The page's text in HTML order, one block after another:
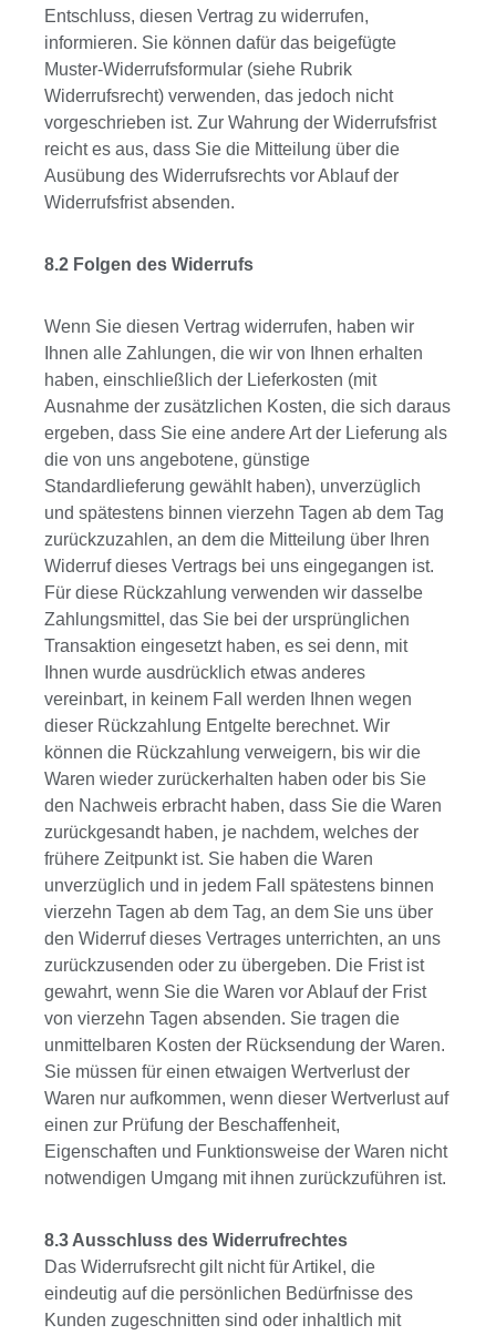
Entschluss, diesen Vertrag zu widerrufen,
informieren. Sie können dafür das beigefügte
Muster-Widerrufsformular (siehe Rubrik
Widerrufsrecht) verwenden, das jedoch nicht
vorgeschrieben ist. Zur Wahrung der Widerrufsfrist
reicht es aus, dass Sie die Mitteilung über die
Ausübung des Widerrufsrechts vor Ablauf der
Widerrufsfrist absenden.
8.2 Folgen des Widerrufs
Wenn Sie diesen Vertrag widerrufen, haben wir
Ihnen alle Zahlungen, die wir von Ihnen erhalten
haben, einschließlich der Lieferkosten (mit
Ausnahme der zusätzlichen Kosten, die sich daraus
ergeben, dass Sie eine andere Art der Lieferung als
die von uns angebotene, günstige
Standardlieferung gewählt haben), unverzüglich
und spätestens binnen vierzehn Tagen ab dem Tag
zurückzuzahlen, an dem die Mitteilung über Ihren
Widerruf dieses Vertrags bei uns eingegangen ist.
Für diese Rückzahlung verwenden wir dasselbe
Zahlungsmittel, das Sie bei der ursprünglichen
Transaktion eingesetzt haben, es sei denn, mit
Ihnen wurde ausdrücklich etwas anderes
vereinbart, in keinem Fall werden Ihnen wegen
dieser Rückzahlung Entgelte berechnet. Wir
können die Rückzahlung verweigern, bis wir die
Waren wieder zurückerhalten haben oder bis Sie
den Nachweis erbracht haben, dass Sie die Waren
zurückgesandt haben, je nachdem, welches der
frühere Zeitpunkt ist. Sie haben die Waren
unverzüglich und in jedem Fall spätestens binnen
vierzehn Tagen ab dem Tag, an dem Sie uns über
den Widerruf dieses Vertrages unterrichten, an uns
zurückzusenden oder zu übergeben. Die Frist ist
gewahrt, wenn Sie die Waren vor Ablauf der Frist
von vierzehn Tagen absenden. Sie tragen die
unmittelbaren Kosten der Rücksendung der Waren.
Sie müssen für einen etwaigen Wertverlust der
Waren nur aufkommen, wenn dieser Wertverlust auf
einen zur Prüfung der Beschaffenheit,
Eigenschaften und Funktionsweise der Waren nicht
notwendigen Umgang mit ihnen zurückzuführen ist.
8.3 Ausschluss des Widerrufrechtes
Das Widerrufsrecht gilt nicht für Artikel, die
eindeutig auf die persönlichen Bedürfnisse des
Kunden zugeschnitten sind oder inhaltlich mit